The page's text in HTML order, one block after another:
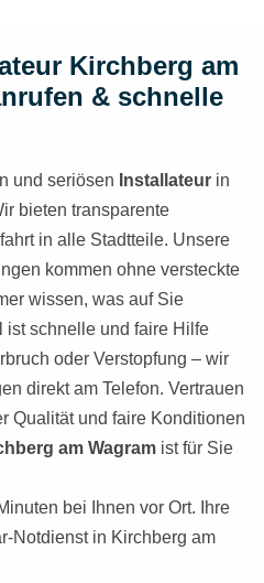
Kirchberg am
& schnelle
und seriösen Installateur in
bieten transparente
in alle Stadtteile. Unsere
kommen ohne versteckte
wissen, was auf Sie
ist schnelle und faire Hilfe
oder Verstopfung – wir
direkt am Telefon. Vertrauen
Qualität und faire Konditionen
am Wagram ist für Sie
bei Ihnen vor Ort. Ihre
Notdienst in Kirchberg am